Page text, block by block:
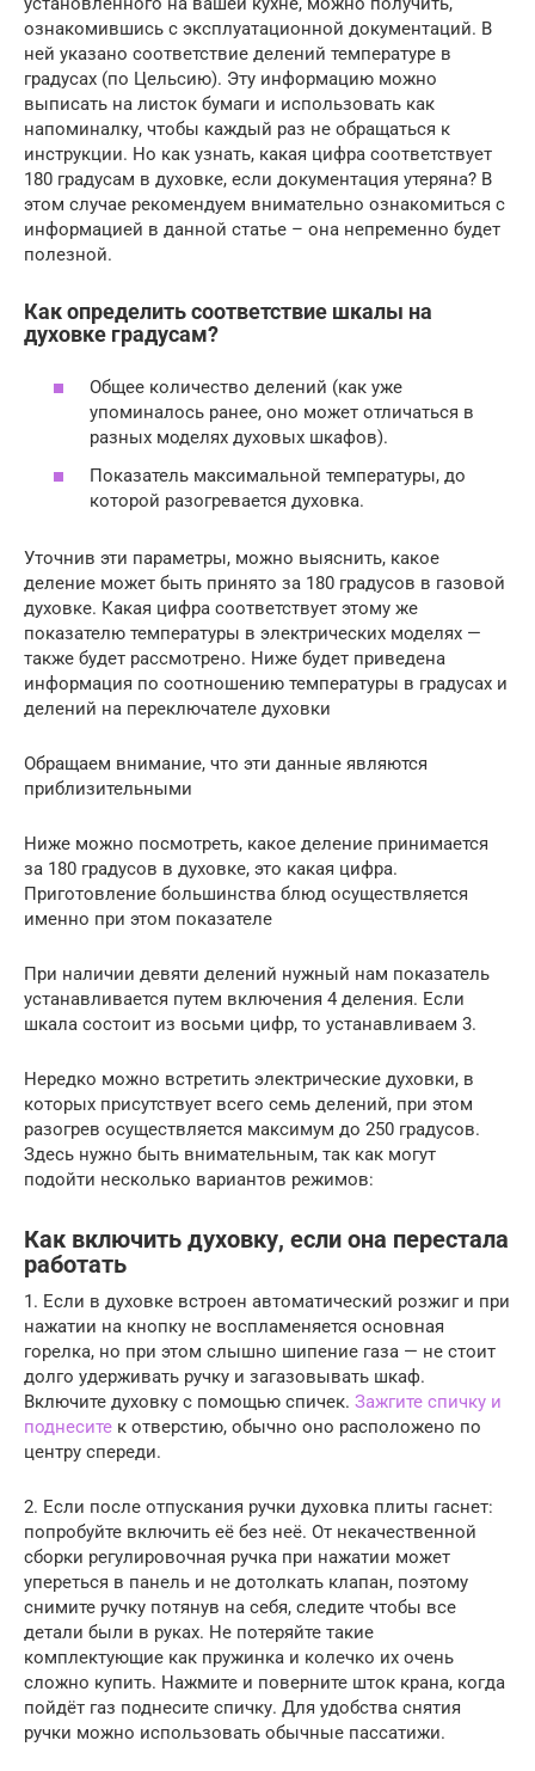
ознакомившись с эксплуатационной документаций. В
ней указано соответствие делений температуре в
градусах (по Цельсию). Эту информацию можно
выписать на листок бумаги и использовать как
напоминалку, чтобы каждый раз не обращаться к
инструкции. Но как узнать, какая цифра соответствует
180 градусам в духовке, если документация утеряна? В
этом случае рекомендуем внимательно ознакомиться с
информацией в данной статье – она непременно будет
полезной.
Как определить соответствие шкалы на
духовке градусам?
Общее количество делений (как уже
упоминалось ранее, оно может отличаться в
разных моделях духовых шкафов).
Показатель максимальной температуры, до
которой разогревается духовка.
Уточнив эти параметры, можно выяснить, какое
деление может быть принято за 180 градусов в газовой
духовке. Какая цифра соответствует этому же
показателю температуры в электрических моделях —
также будет рассмотрено. Ниже будет приведена
информация по соотношению температуры в градусах и
делений на переключателе духовки
Обращаем внимание, что эти данные являются
приблизительными
Ниже можно посмотреть, какое деление принимается
за 180 градусов в духовке, это какая цифра.
Приготовление большинства блюд осуществляется
именно при этом показателе
При наличии девяти делений нужный нам показатель
устанавливается путем включения 4 деления. Если
шкала состоит из восьми цифр, то устанавливаем 3.
Нередко можно встретить электрические духовки, в
которых присутствует всего семь делений, при этом
разогрев осуществляется максимум до 250 градусов.
Здесь нужно быть внимательным, так как могут
подойти несколько вариантов режимов:
Как включить духовку, если она перестала
работать
1. Если в духовке встроен автоматический розжиг и при
нажатии на кнопку не воспламеняется основная
горелка, но при этом слышно шипение газа — не стоит
долго удерживать ручку и загазовывать шкаф.
Включите духовку с помощью спичек. Зажгите спичку и
поднесите к отверстию, обычно оно расположено по
центру спереди.
2. Если после отпускания ручки духовка плиты гаснет:
попробуйте включить её без неё. От некачественной
сборки регулировочная ручка при нажатии может
упереться в панель и не дотолкать клапан, поэтому
снимите ручку потянув на себя, следите чтобы все
детали были в руках. Не потеряйте такие
комплектующие как пружинка и колечко их очень
сложно купить. Нажмите и поверните шток крана, когда
пойдёт газ поднесите спичку. Для удобства снятия
ручки можно использовать обычные пассатижи.